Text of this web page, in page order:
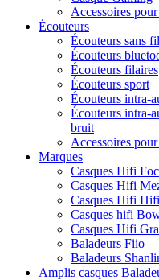
Accessoires
Écouteurs
Écouteurs sans fil
Écouteurs
Écouteurs filaires
Écouteurs sport
Écouteurs intra-
Écouteurs intra-
bruit
Accessoires
Marques
Casques Hifi
Casques Hifi
Casques Hifi
Casques hifi
Casques Hifi
Baladeurs Fiio
Baladeurs
Amplis casques